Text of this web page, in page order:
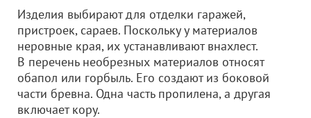
Изделия выбирают для отделки гаражей,
пристроек, сараев. Поскольку у материалов
неровные края, их устанавливают внахлест.
В перечень необрезных материалов относят
обапол или горбыль. Его создают из боковой
части бревна. Одна часть пропилена, а другая
включает кору.